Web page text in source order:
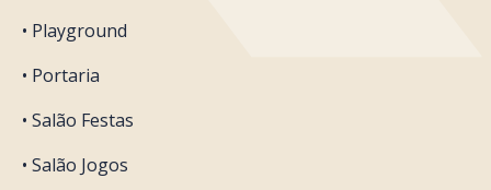
• Playground
• Portaria
• Salão Festas
• Salão Jogos